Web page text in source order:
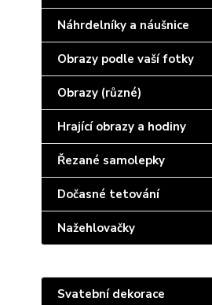
Náhrdelníky a náušnice
Obrazy podle vaší fotky
Obrazy (různé)
Hrající obrazy a hodiny
Řezané samolepky
Dočasné tetování
Nažehlovačky
Svatební dekorace